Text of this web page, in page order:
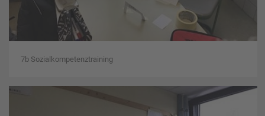
7b Sozialkompetenztraining